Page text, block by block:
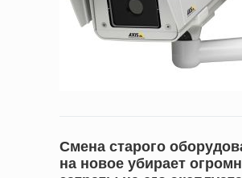
Смена старого
на новое убирает